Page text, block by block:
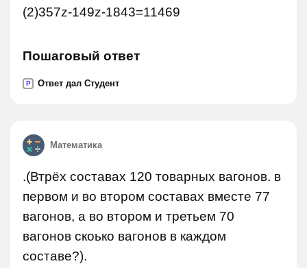
(2)357z-149z-1843=11469
Пошаговый ответ
P Ответ дал Студент
Математика
.(Втрёх составах 120 товарных вагонов. в
первом и во втором составах вместе 77
вагонов, а во втором и третьем 70
вагонов скоько вагонов в каждом
составе?).